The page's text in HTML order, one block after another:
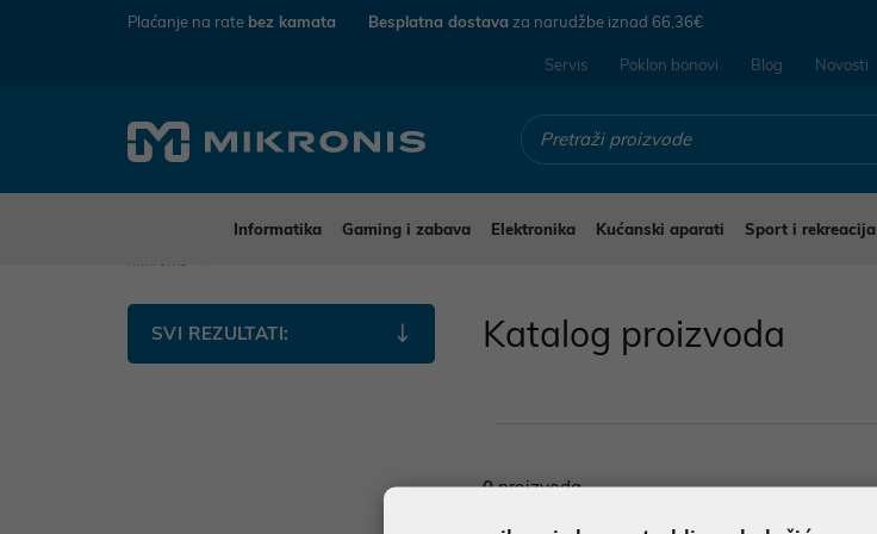
Plaćanje na rate bez kamata Besplatna dostava za narudžbe iznad 66,36€
Servis Poklon bonovi Blog Novosti
Informatika Gaming i zabava Elektronika Kućanski aparati Sport i rekreacija
SVI REZULTATI: Katalog proizvoda
0proizvoda